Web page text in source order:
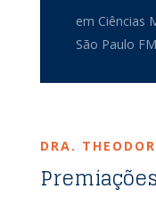
em Ciências
São Paulo
DRA.